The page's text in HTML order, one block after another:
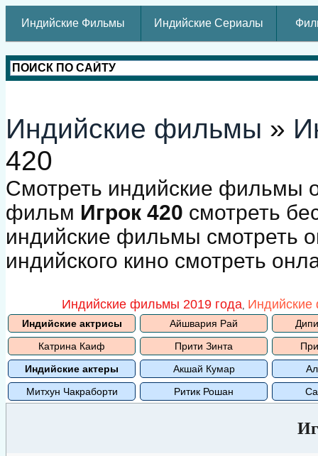
Индийские Фильмы Индийские Сериалы
Индийские фильмы »
420
Смотреть индийские фильмы
фильм Игрок 420 смотреть
индийские фильмы смотреть
индийского кино смотреть
Индийские фильмы 2019 года,
Индийские актрисы Айшвария Рай
Катрина Каиф
Прити Зинта
Индийские актеры
Акшай Кумар
Митхун Чакраборти
Ритик Рошан